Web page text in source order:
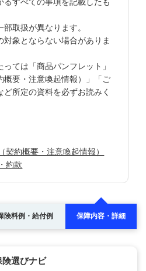
取扱が異なります。
象とならない場合がありま
ては「商品パンフレット」
概要・注意喚起情報）」「ご
所定の資料を必ずお読みく
契約概要・注意喚起情報）
約款
険料例・給付例 保障内容・詳細
選びナビ